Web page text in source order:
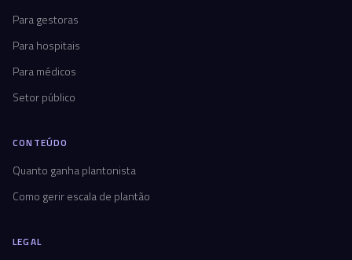
Para gestoras
Para hospitais
Para médicos
Setor público
CONTEÚDO
Quanto ganha plantonista
Como gerir escala de plantão
LEGAL